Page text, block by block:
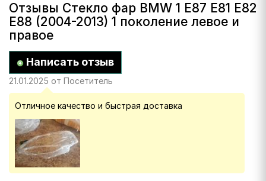
Отзывы Стекло фар BMW 1 E87 E81 E82
E88 (2004-2013) 1 поколение левое и
правое
Написать отзыв
21.01.2025 от Посетитель
Отличное качество и быстрая доставка